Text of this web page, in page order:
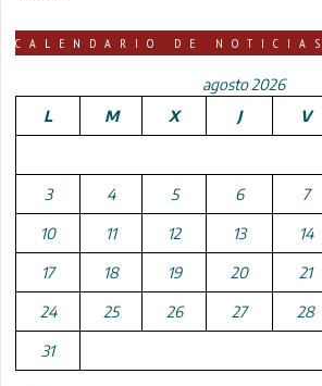
CALENDARIO DE NOTICIAS
agosto 2026
L
M X J V
3 4 5 6 7
10 11 12 13 14
17 18 19 20 21
24 25 26 27 28
31